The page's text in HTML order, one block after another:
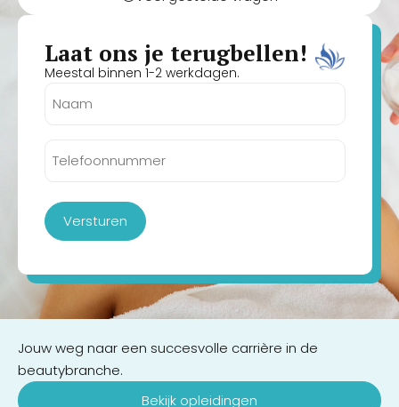
Laat ons je terugbellen!
Meestal binnen 1-2 werkdagen.
Versturen
Jouw weg naar een succesvolle carrière in de
beautybranche.
Bekijk opleidingen